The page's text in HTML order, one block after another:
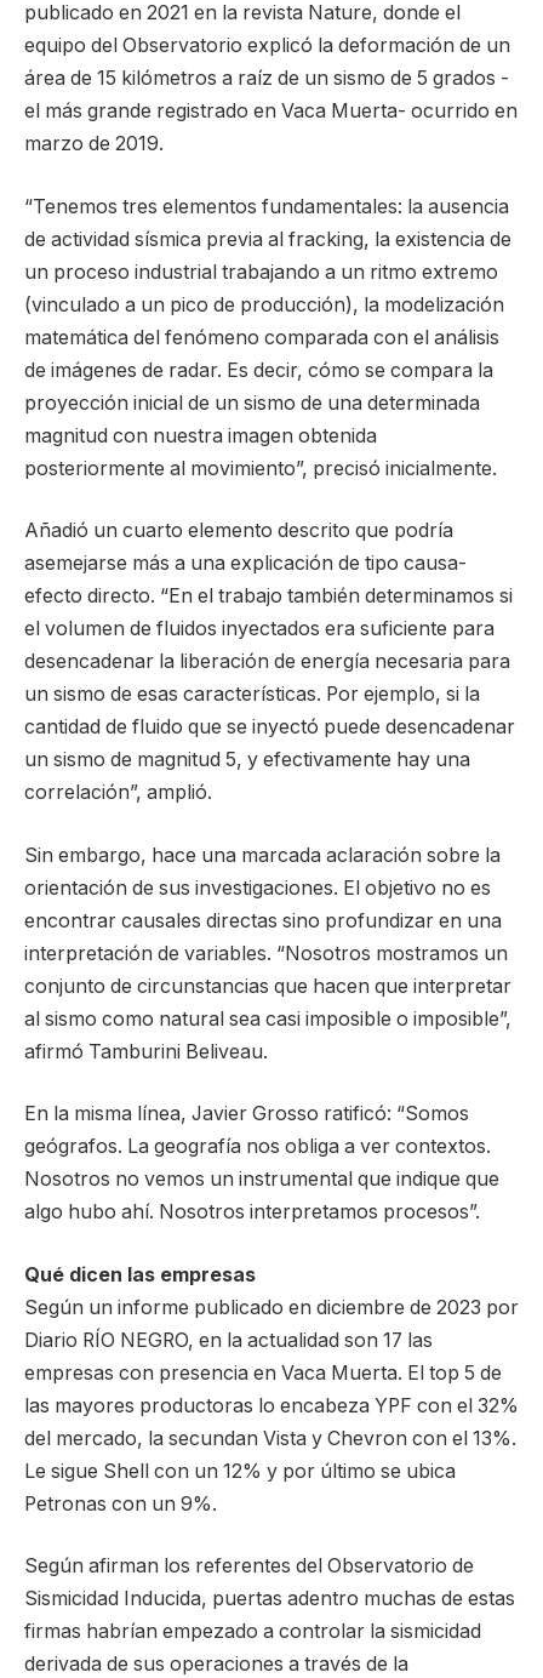
publicado en 2021 en la revista Nature, donde el
equipo del Observatorio explicó la deformación de un
área de 15 kilómetros a raíz de un sismo de 5 grados -
el más grande registrado en Vaca Muerta- ocurrido en
marzo de 2019.
“Tenemos tres elementos fundamentales: la ausencia
de actividad sísmica previa al fracking, la existencia de
un proceso industrial trabajando a un ritmo extremo
(vinculado a un pico de producción), la modelización
matemática del fenómeno comparada con el análisis
de imágenes de radar. Es decir, cómo se compara la
proyección inicial de un sismo de una determinada
magnitud con nuestra imagen obtenida
posteriormente al movimiento”, precisó inicialmente.
Añadió un cuarto elemento descrito que podría
asemejarse más a una explicación de tipo causa-
efecto directo. “En el trabajo también determinamos si
el volumen de fluidos inyectados era suficiente para
desencadenar la liberación de energía necesaria para
un sismo de esas características. Por ejemplo, si la
cantidad de fluido que se inyectó puede desencadenar
un sismo de magnitud 5, y efectivamente hay una
correlación”, amplió.
Sin embargo, hace una marcada aclaración sobre la
orientación de sus investigaciones. El objetivo no es
encontrar causales directas sino profundizar en una
interpretación de variables. “Nosotros mostramos un
conjunto de circunstancias que hacen que interpretar
al sismo como natural sea casi imposible o imposible”,
afirmó Tamburini Beliveau.
En la misma línea, Javier Grosso ratificó: “Somos
geógrafos. La geografía nos obliga a ver contextos.
Nosotros no vemos un instrumental que indique que
algo hubo ahí. Nosotros interpretamos procesos”.
Qué dicen las empresas
Según un informe publicado en diciembre de 2023 por
Diario RÍO NEGRO, en la actualidad son 17 las
empresas con presencia en Vaca Muerta. El top 5 de
las mayores productoras lo encabeza YPF con el 32%
del mercado, la secundan Vista y Chevron con el 13%.
Le sigue Shell con un 12% y por último se ubica
Petronas con un 9%.
Según afirman los referentes del Observatorio de
Sismicidad Inducida, puertas adentro muchas de estas
firmas habrían empezado a controlar la sismicidad
derivada de sus operaciones a través de la